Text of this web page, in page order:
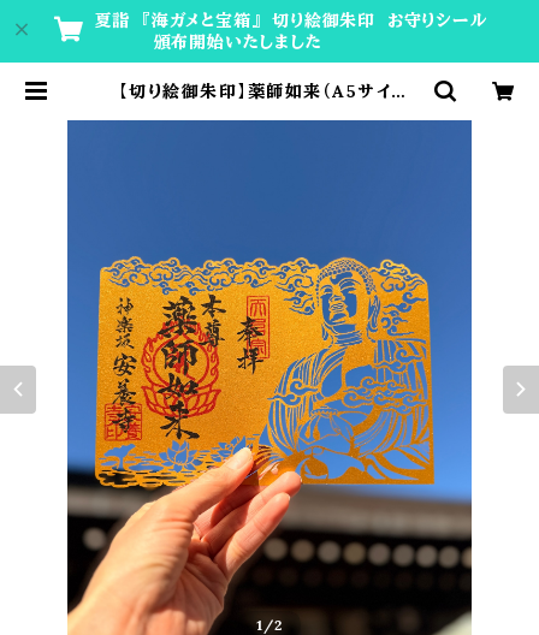
夏詣 『海ガメと宝箱』 切り絵御朱印 お守りシール
頒布開始いたしました
【切り絵御朱印】薬師如来（A5サイズ）
1 /2